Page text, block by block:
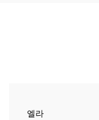
엘라